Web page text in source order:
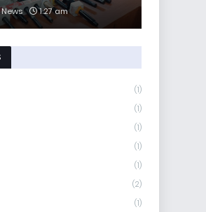
News 1:27 am
(1)
(1)
(1)
(1)
(1)
(2)
(1)